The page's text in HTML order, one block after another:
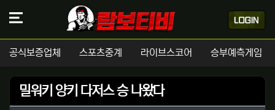
공식보증업체 스포츠중계 라이브스코어 승부예측게임
밀워키 양키 다저스 승 나왔다